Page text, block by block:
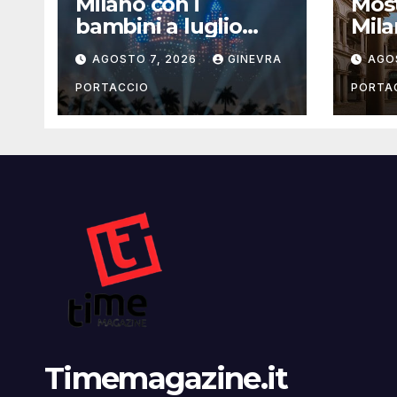
bambini a luglio
2026: eventi, cinema
e attività per
famiglie
AGOSTO 7, 2026 GINEVRA
PORTACCIO
la
Timemagazine.it